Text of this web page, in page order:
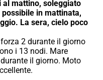
al mattino, soleggiato
possibile in mattinata,
La sera, cielo poco
i 13 nodi. Mare
il giorno. Moto